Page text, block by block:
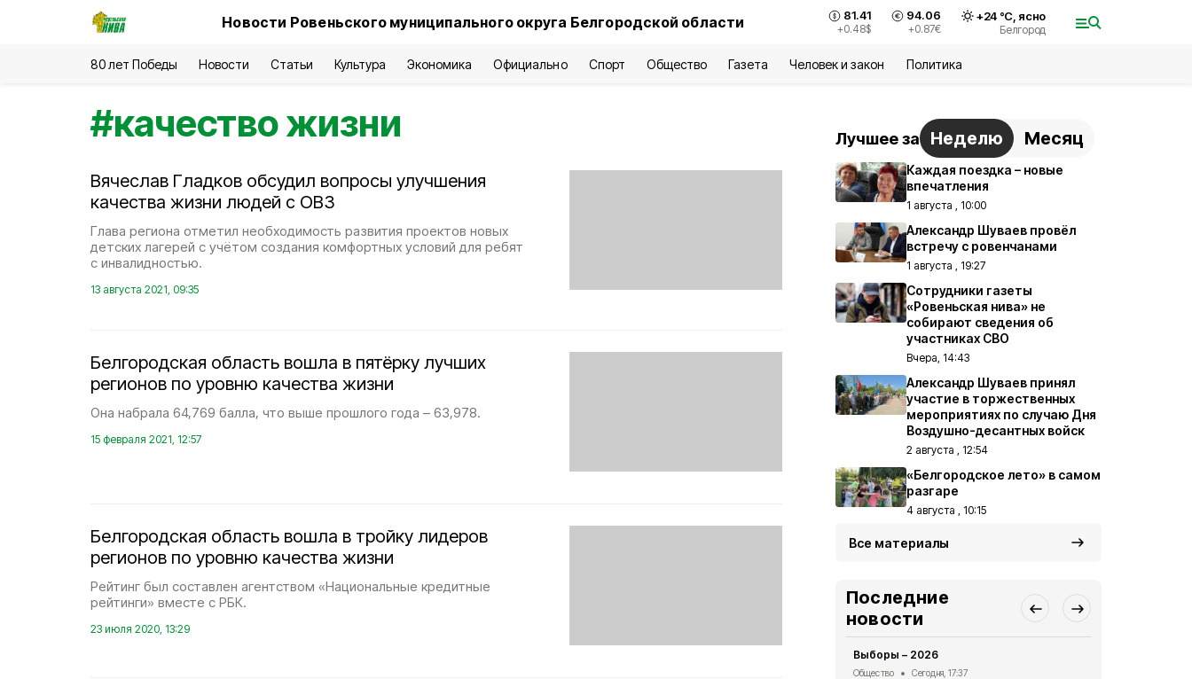
Новости Ровеньского муниципального округа Белгородской области 81.41
+0.48$
94.06
+0.87€
+24°С, ясно
Белгород
80 лет Победы Новости Статьи Культура Экономика Официально Спорт Общество Газета Человек и закон Политика
#качество жизни
Вячеслав Гладков обсудил вопросы улучшения
качества жизни людей с ОВЗ
Глава региона отметил необходимость развития проектов новых
детских лагерей с учётом создания комфортных условий для ребят
с инвалидностью.
13 августа 2021, 09:35
Белгородская область вошла в пятёрку лучших
регионов по уровню качества жизни
Она набрала 64,769 балла, что выше прошлого года – 63,978.
15 февраля 2021, 12:57
Белгородская область вошла в тройку лидеров
регионов по уровню качества жизни
Рейтинг был составлен агентством «Национальные кредитные
рейтинги» вместе с РБК.
23 июля 2020, 13:29
Лучшее за Неделю Месяц
Каждая поездка – новые
впечатления
1 августа , 10:00
Александр Шуваев провёл
встречу с ровенчанами
1 августа , 19:27
Сотрудники газеты
«Ровеньская нива» не
собирают сведения об
участниках СВО
Вчера, 14:43
Александр Шуваев принял
участие в торжественных
мероприятиях по случаю Дня
Воздушно-десантных войск
2 августа , 12:54
«Белгородское лето» в самом
разгаре
4 августа , 10:15
Все материалы
Последние
новости
Выборы – 2026
Общество Сегодня, 17:37